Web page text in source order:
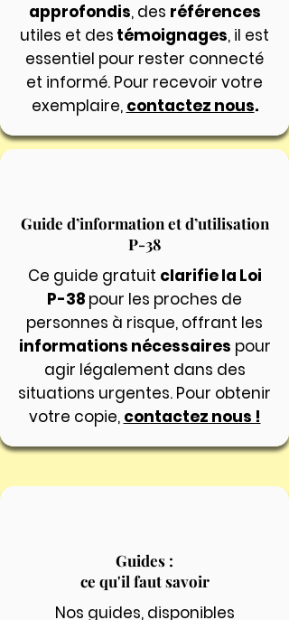
approfondis, des références
utiles et des témoignages, il est
essentiel pour rester connecté
et informé. Pour recevoir votre
exemplaire, contactez nous.
Guide d’information et d’utilisation
P-38
Ce guide gratuit clarifie la Loi
P-38 pour les proches de
personnes à risque, offrant les
informations nécessaires pour
agir légalement dans des
situations urgentes. Pour obtenir
votre copie, contactez nous !
Guides :
ce qu'il faut savoir
Nos guides, disponibles